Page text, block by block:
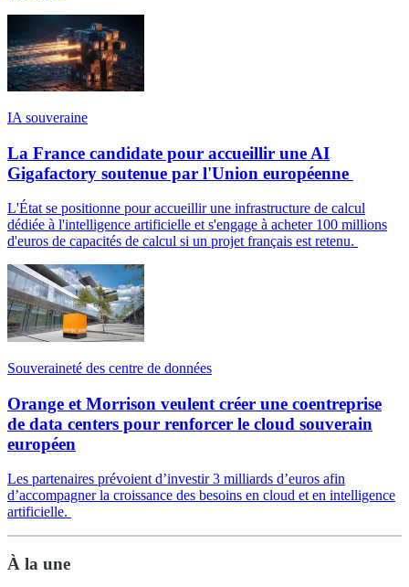
IA souveraine
La France candidate pour accueillir une AI
Gigafactory soutenue par l'Union européenne
L'État se positionne pour accueillir une infrastructure de calcul
dédiée à l'intelligence artificielle et s'engage à acheter 100 millions
d'euros de capacités de calcul si un projet français est retenu.
Souveraineté des centre de données
Orange et Morrison veulent créer une coentreprise
de data centers pour renforcer le cloud souverain
européen
Les partenaires prévoient d’investir 3 milliards d’euros afin
d’accompagner la croissance des besoins en cloud et en intelligence
artificielle.
À la une